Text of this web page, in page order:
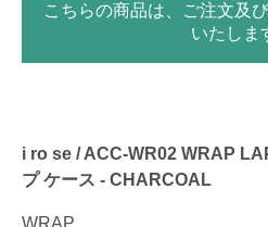
こちらの商品は、ご注文及
いたしま
i ro se / ACC-WR02 WRAP
プ ケース - CHARCOAL